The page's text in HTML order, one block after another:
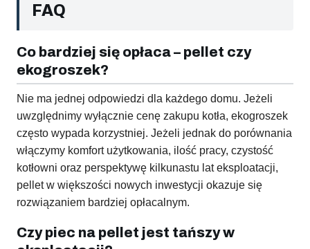
FAQ
Co bardziej się opłaca – pellet czy
ekogroszek?
Nie ma jednej odpowiedzi dla każdego domu. Jeżeli
uwzględnimy wyłącznie cenę zakupu kotła, ekogroszek
często wypada korzystniej. Jeżeli jednak do porównania
włączymy komfort użytkowania, ilość pracy, czystość
kotłowni oraz perspektywę kilkunastu lat eksploatacji,
pellet w większości nowych inwestycji okazuje się
rozwiązaniem bardziej opłacalnym.
Czy piec na pellet jest tańszy w